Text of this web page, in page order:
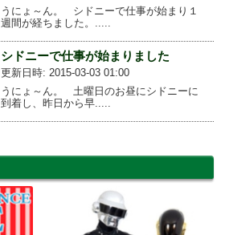
うにょ～ん。 シドニーで仕事が始まり１
週間が経ちました。.....
シドニーで仕事が始まりました
更新日時: 2015-03-03 01:00
うにょ～ん。 土曜日のお昼にシドニーに
到着し、昨日から早.....